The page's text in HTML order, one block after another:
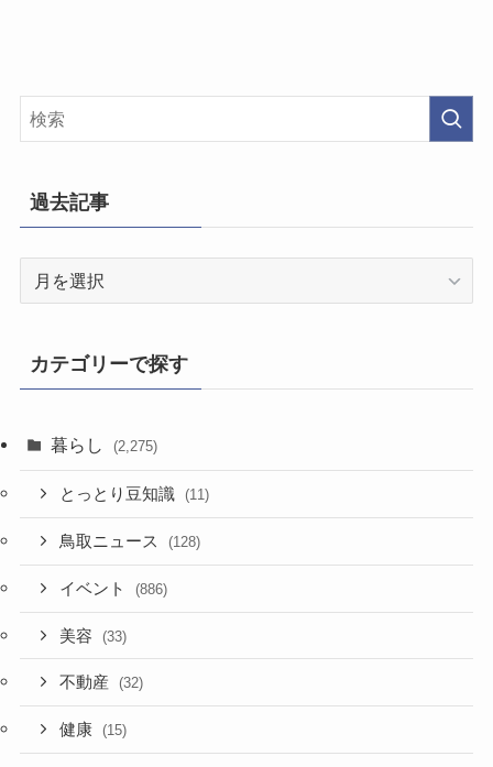
過去記事
カテゴリーで探す
暮らし (2,275)
とっとり豆知識 (11)
鳥取ニュース (128)
イベント (886)
美容 (33)
不動産 (32)
健康 (15)